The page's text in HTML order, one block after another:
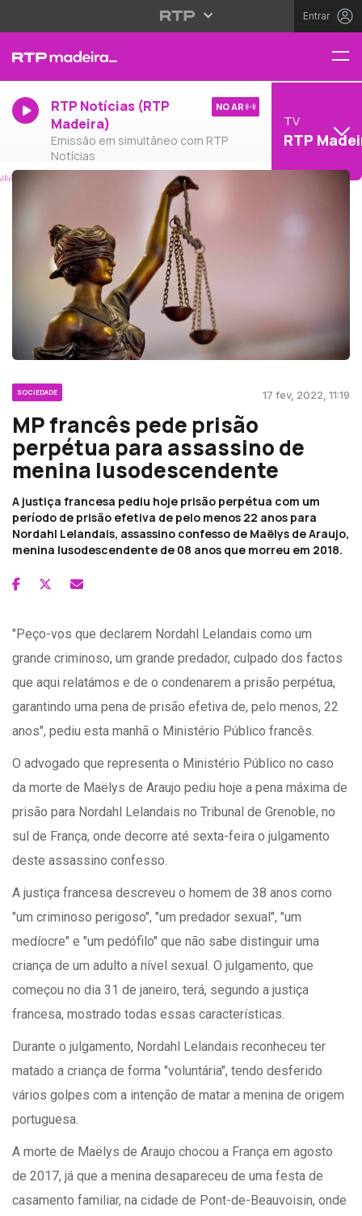
Entrar
RTP Notícias (RTP
Madeira)
Emissão em simultâneo com RTP
Notícias
NO AR
TV
RTP
SOCIEDADE 17 fev, 2022, 11:19
MP francês pede prisão
perpétua para assassino de
menina lusodescendente
A justiça francesa pediu hoje prisão perpétua com um
período de prisão efetiva de pelo menos 22 anos para
Nordahl Lelandais, assassino confesso de Maëlys de Araujo,
menina lusodescendente de 08 anos que morreu em 2018.
"Peço-vos que declarem Nordahl Lelandais como um
grande criminoso, um grande predador, culpado dos factos
que aqui relatámos e de o condenarem a prisão perpétua,
garantindo uma pena de prisão efetiva de, pelo menos, 22
anos", pediu esta manhã o Ministério Público francês.
O advogado que representa o Ministério Público no caso
da morte de Maëlys de Araujo pediu hoje a pena máxima de
prisão para Nordahl Lelandais no Tribunal de Grenoble, no
sul de França, onde decorre até sexta-feira o julgamento
deste assassino confesso.
A justiça francesa descreveu o homem de 38 anos como
"um criminoso perigoso", "um predador sexual", "um
medíocre" e "um pedófilo" que não sabe distinguir uma
criança de um adulto a nível sexual. O julgamento, que
começou no dia 31 de janeiro, terá, segundo a justiça
francesa, mostrado todas essas características.
Durante o julgamento, Nordahl Lelandais reconheceu ter
matado a criança de forma "voluntária", tendo desferido
vários golpes com a intenção de matar a menina de origem
portuguesa.
A morte de Maëlys de Araujo chocou a França em agosto
de 2017, já que a menina desapareceu de uma festa de
casamento familiar, na cidade de Pont-de-Beauvoisin, onde